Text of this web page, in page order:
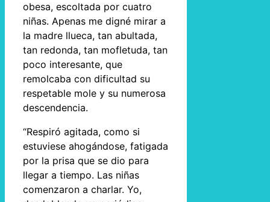
obesa, escoltada por cuatro
niñas. Apenas me digné mirar a
la madre llueca, tan abultada,
tan redonda, tan mofletuda, tan
poco interesante, que
remolcaba con dificultad su
respetable mole y su numerosa
descendencia.
“Respiró agitada, como si
estuviese ahogándose, fatigada
por la prisa que se dio para
llegar a tiempo. Las niñas
comenzaron a charlar. Yo,